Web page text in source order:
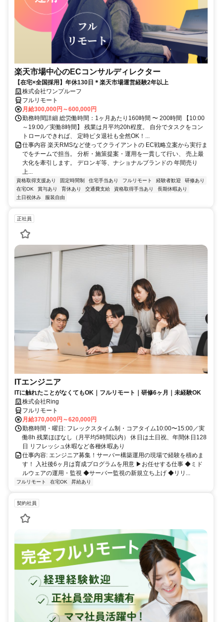
楽天市場中心のECコンサルディレクター
【在宅×全国採用】年休130日＊楽天市場運営経験2年以上
株式会社ワンプルーフ
フルリモート
月給300,000円～600,000円
勤務時間詳細 総労働時間：1ヶ月あたり160時間 〜 200時間 【10:00
～19:00／実働8時間】 残業は月平均20h程度。 自分でタスクをコン
トロールできれば、 定時ピタ退社も全然OK！...
仕事内容 楽天RMSなど使ってクライアントの EC戦略立案から実行ま
でをチームで担当。 分析・施策提案・運用を一貫して行い、 売上最
大化を牽引します。 デロンギ等、ナショナルブランドの 年間売り
上...
資格取得支援あり 固定時間制 住宅手当あり フルリモート 経験者歓迎
研修あり
在宅OK
賞与あり 育休あり 交通費支給 資格取得手当あり
長期休暇あり
土日祝休み
服装自由
正社員
ITエンジニア
ITに触れたことがなくてもOK｜フルリモート｜研修6ヶ月｜未経験OK
株式会社Ring
フルリモート
月給370,000円～620,000円
勤務時間・曜日: フレックスタイム制・コアタイム10:00〜15:00／実
働8h 残業ほぼなし（月平均5時間以内） 休日は土日祝、年間休日128
日 リフレッシュ休暇など各種休暇あり
仕事内容: エンジニア募集！サーバー構築運用の現場で経験を積めま
す！ 入社後6ヶ月は育成プログラムを用意 ▶お任せする仕事 ◆ミド
ルウェアの運用・監視 ◆サーバー監視の新規立ち上げ ◆リリ...
フルリモート 在宅OK 昇給あり
契約社員